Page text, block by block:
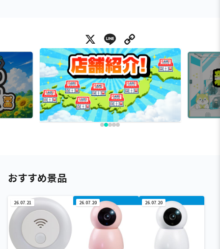
X Line
おすすめ景品
26.07.21 26.07.20 26.07.20